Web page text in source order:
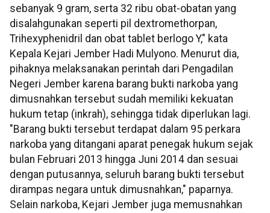
sebanyak 9 gram, serta 32 ribu obat-obatan yang
disalahgunakan seperti pil dextromethorpan,
Trihexyphenidril dan obat tablet berlogo Y," kata
Kepala Kejari Jember Hadi Mulyono. Menurut dia,
pihaknya melaksanakan perintah dari Pengadilan
Negeri Jember karena barang bukti narkoba yang
dimusnahkan tersebut sudah memiliki kekuatan
hukum tetap (inkrah), sehingga tidak diperlukan lagi.
"Barang bukti tersebut terdapat dalam 95 perkara
narkoba yang ditangani aparat penegak hukum sejak
bulan Februari 2013 hingga Juni 2014 dan sesuai
dengan putusannya, seluruh barang bukti tersebut
dirampas negara untuk dimusnahkan," paparnya.
Selain narkoba, Kejari Jember juga memusnahkan